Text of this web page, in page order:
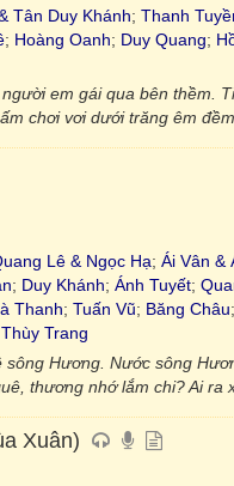
Tân Duy Khánh; Thanh
; Hoàng Oanh; Duy Quang;
em gái qua bên thềm.
chơi vơi dưới trăng êm
Lê & Ngọc Hạ; Ái Vân &
; Duy Khánh; Ánh Tuyết;
Thanh; Tuấn Vũ; Băng Châu;
Thùy Trang
Hương. Nước sông
thương nhớ lắm chi? Ai ra
Xuân)